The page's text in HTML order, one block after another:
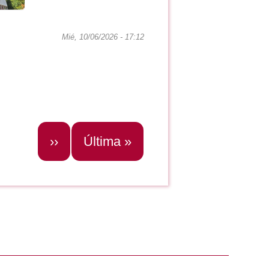
Mié, 10/06/2026 - 17:12
Siguiente
página
››
Última
Última »